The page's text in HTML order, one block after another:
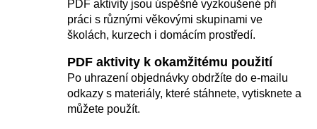
PDF aktivity jsou úspěšně vyzkoušené při
práci s různými věkovými skupinami ve
školách, kurzech i domácím prostředí.
PDF aktivity k okamžitému použití
Po uhrazení objednávky obdržíte do e-mailu
odkazy s materiály, které stáhnete, vytisknete a
můžete použít.